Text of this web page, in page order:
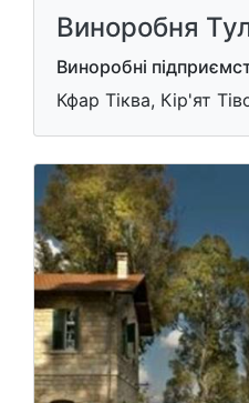
Виноробня
Виноробні
Кфар Тіква, Кір'ят